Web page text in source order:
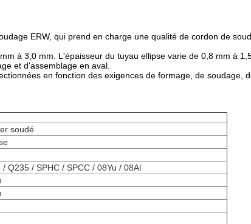
ERW, qui prend en charge une qualité de cordon de
à 3,0 mm. L'épaisseur du tuyau ellipse varie de 0,8 mm à
et d'assemblage en aval.
en fonction des exigences de formage, de soudage,
soudé
Q235 / SPHC / SPCC / 08Yu / 08Al